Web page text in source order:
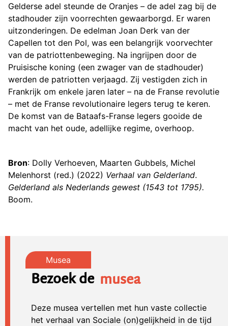
Gelderse adel steunde de Oranjes – de adel zag bij de
stadhouder zijn voorrechten gewaarborgd. Er waren
uitzonderingen. De edelman Joan Derk van der
Capellen tot den Pol, was een belangrijk voorvechter
van de patriottenbeweging. Na ingrijpen door de
Pruisische koning (een zwager van de stadhouder)
werden de patriotten verjaagd. Zij vestigden zich in
Frankrijk om enkele jaren later – na de Franse revolutie
– met de Franse revolutionaire legers terug te keren.
De komst van de Bataafs-Franse legers gooide de
macht van het oude, adellijke regime, overhoop.
Bron: Dolly Verhoeven, Maarten Gubbels, Michel
Melenhorst (red.) (2022) Verhaal van Gelderland.
Gelderland als Nederlands gewest (1543 tot 1795).
Boom.
Bezoek de musea
Deze musea vertellen met hun vaste collectie
het verhaal van Sociale (on)gelijkheid in de tijd